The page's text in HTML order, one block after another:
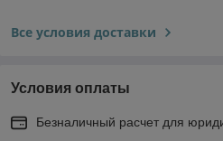
Все условия доставки
Условия оплаты
Безналичный расчет для